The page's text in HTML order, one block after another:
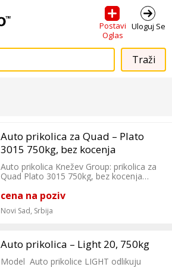
Postavi
Oglas
Uloguj Se
Auto prikolica za Quad – Plato
3015 750kg, bez kocenja
Auto prikolica Knežev Group: prikolica za
Quad Plato 3015 750kg, bez kocenja
ona ne ulazi u iskazanu cenu.
Savršen utovar na platforme, bilo da su u
pitanju motocikli, kvadovi ili radne mašine,
Brzo i sigurno! Sa 6 stabilnih i uvlačnih
metalnih veza, možete osigurati Vaš teret
brzo i lako.
cena na poziv
Novi Sad, Srbija
Auto prikolica – Light 20, 750kg
Model Auto prikolice LIGHT odlikuju